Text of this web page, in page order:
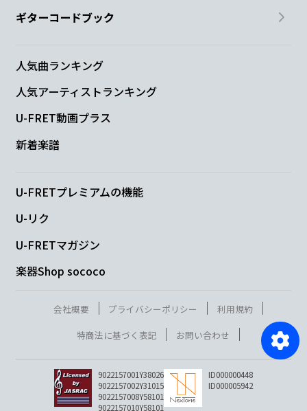
ギターコードブック
人気曲ランキング
人気アーティストランキング
U-FRET動画プラス
新着楽譜
U-FRETプレミアムの機能
U-リク
U-FRETマガジン
楽器Shop sococo
会社概要 プライバシーポリシー
利用規約
特商法に基づく表記
お問い合わせ
9022157001Y38026
9022157002Y31015
9022157008Y58101
9022157010Y58101
ID000000448
ID000005942